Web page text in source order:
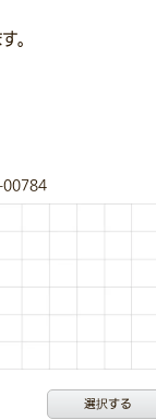
。
00784
選択する